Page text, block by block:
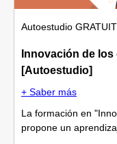
Autoestudio
Innovación de
[Autoestudio]
+ Saber más
La formación en
propone un